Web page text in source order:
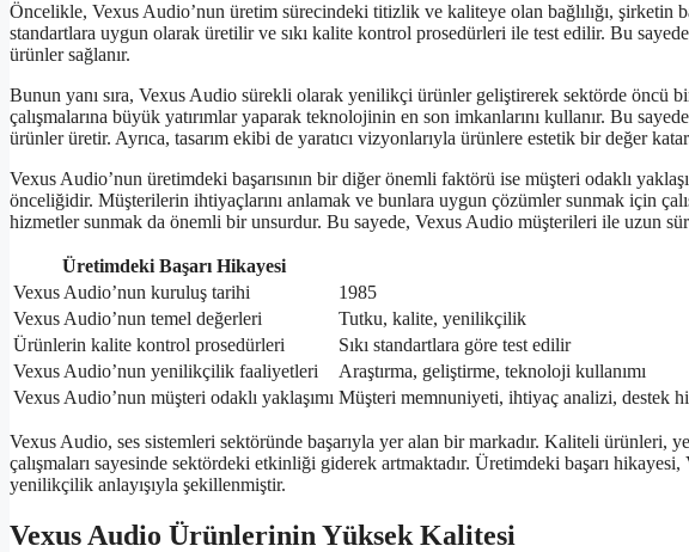
Öncelikle, Vexus Audio’nun üretim sürecindeki titizlik ve kaliteye olan bağlılığı, şirketin
standartlara uygun olarak üretilir ve sıkı kalite kontrol prosedürleri ile test edilir. Bu
ürünler sağlanır.
Bunun yanı sıra, Vexus Audio sürekli olarak yenilikçi ürünler geliştirerek sektörde öncü
çalışmalarına büyük yatırımlar yaparak teknolojinin en son imkanlarını kullanır. Bu
ürünler üretir. Ayrıca, tasarım ekibi de yaratıcı vizyonlarıyla ürünlere estetik bir değer
Vexus Audio’nun üretimdeki başarısının bir diğer önemli faktörü ise müşteri odaklı
önceliğidir. Müşterilerin ihtiyaçlarını anlamak ve bunlara uygun çözümler sunmak için
hizmetler sunmak da önemli bir unsurdur. Bu sayede, Vexus Audio müşterileri ile uzun
Üretimdeki Başarı Hikayesi
Vexus Audio’nun kuruluş tarihi
1985
Vexus Audio’nun temel değerleri
Tutku, kalite, yenilikçilik
Ürünlerin kalite kontrol prosedürleri
Sıkı standartlara göre test edilir
Vexus Audio’nun yenilikçilik faaliyetleri
Araştırma, geliştirme, teknoloji kullanımı
Vexus Audio’nun müşteri odaklı yaklaşımı Müşteri memnuniyeti, ihtiyaç analizi, destek
Vexus Audio, ses sistemleri sektöründe başarıyla yer alan bir markadır. Kaliteli ürünleri,
çalışmaları sayesinde sektördeki etkinliği giderek artmaktadır. Üretimdeki başarı
yenilikçilik anlayışıyla şekillenmiştir.
Vexus Audio Ürünlerinin Yüksek Kalitesi